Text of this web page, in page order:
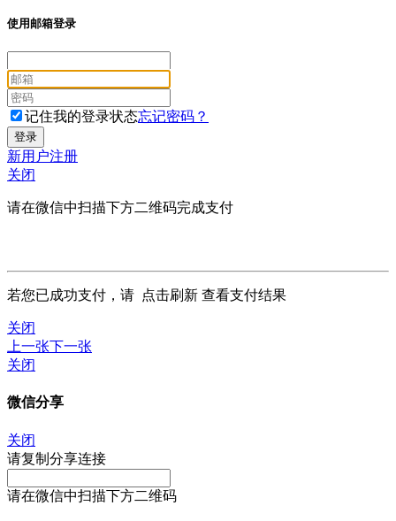
使用邮箱登录
记住我的登录状态忘记密码？
新用户注册
关闭
请在微信中扫描下方二维码完成支付
若您已成功支付，请 点击刷新 查看支付结果
关闭
上一张下一张
关闭
微信分享
关闭
请复制分享连接
请在微信中扫描下方二维码